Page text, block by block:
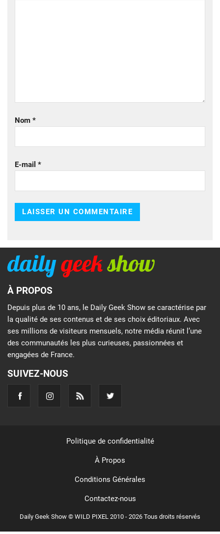
Nom *
E-mail *
À PROPOS
Depuis plus de 10 ans, le Daily Geek Show se caractérise par
la qualité de ses contenus et de ses choix éditoriaux. Avec
ses millions de visiteurs mensuels, notre média réunit l’une
des communautés les plus curieuses, passionnées et
engagées de France.
SUIVEZ-NOUS
Daily Geek Show © WILD PIXEL 2010 - 2026 Tous droits réservés
Politique de confidentialité
À Propos
Conditions Générales
Contactez-nous